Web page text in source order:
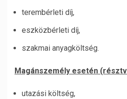
terembérleti díj,
eszközbérleti díj,
szakmai anyagköltség.
Magánszemély esetén
utazási költség,